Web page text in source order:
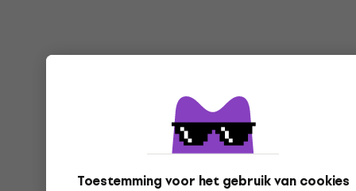
Toestemming voor het gebruik van cookies